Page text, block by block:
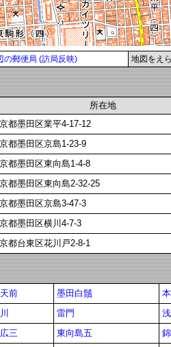
の郵便局 (訪局反映) 地図をえ
所在地
都墨田区業平4-17-12
都墨田区京島1-23-9
都墨田区東向島1-4-8
都墨田区東向島2-32-25
都墨田区京島3-47-3
都墨田区横川4-7-3
都台東区花川戸2-8-1
前 墨田白鬚
雷門
三 東向島五